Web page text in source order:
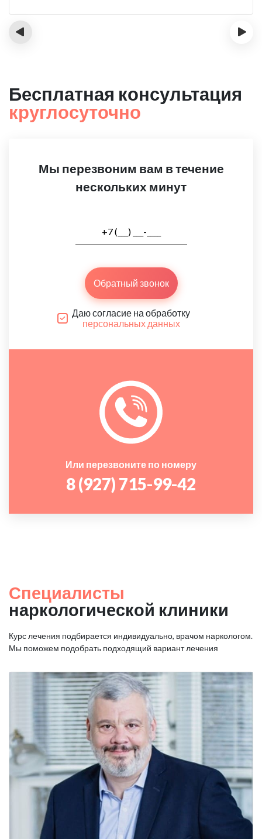
‹ ›
Бесплатная консультация
круглосуточно
Мы перезвоним вам в течение
нескольких минут
Обратный звонок
Даю согласие на обработку
персональных данных
Или перезвоните по номеру
8 (927) 715-99-42
Специалисты
наркологической клиники
Курс лечения подбирается индивидуально, врачом наркологом.
Мы поможем подобрать подходящий вариант лечения